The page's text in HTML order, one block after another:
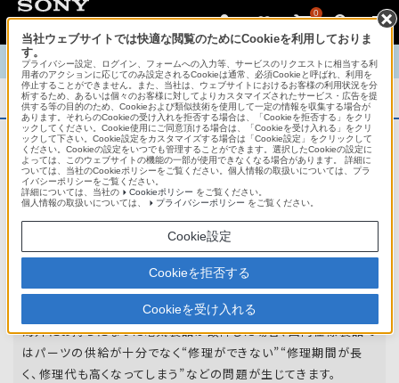
0
TOP 商品概要 商品情報 English 中文
商品概要
アフターサービス
オーバーシーズモデルは、いろいろな国
地域で共通の保証を実施しています。
世界47の国や地域で共通の保証サービスを実施し
ています。
海外にお持ちになった電気製品が故障した場合、国内仕様製品で
はパーツの供給が十分でなく“修理ができない”“修理期間が長
く、修理代も高くなってしまう”などの問題が生じてきます。
当社ウェブサイトでは快適な閲覧のためにCookieを利用しておりま
す。
プライバシー設定、ログイン、フォームへの入力等、サービスのリクエストに相当する利
用者のアクションに応じてのみ設定されるCookieは通常、必須Cookieと呼ばれ、利用を
停止することができません。また、当社は、ウェブサイトにおけるお客様の利用状況を分
析するため、あるいは個々のお客様に対してよりカスタマイズされたサービス・広告を提
供する等の目的のため、Cookieおよび類似技術を使用して一定の情報を収集する場合が
あります。それらのCookieの受け入れを拒否する場合は、「Cookieを拒否する」をクリ
ックしてください。Cookie使用にご同意頂ける場合は、「Cookieを受け入れる」をクリ
ックして下さい。Cookie設定をカスタマイズする場合は「Cookie設定」をクリックして
ください。Cookieの設定をいつでも管理することができます。選択したCookieの設定に
よっては、このウェブサイトの機能の一部が使用できなくなる場合があります。 詳細に
ついては、当社のCookieポリシーをご覧ください。個人情報の取扱いについては、プラ
イバシーポリシーをご覧ください。
詳細については、当社の
Cookieポリシー をご覧ください。
個人情報の取扱いについては、
プライバシーポリシー をご覧ください。
Cookie設定
Cookieを拒否する
Cookieを受け入れる